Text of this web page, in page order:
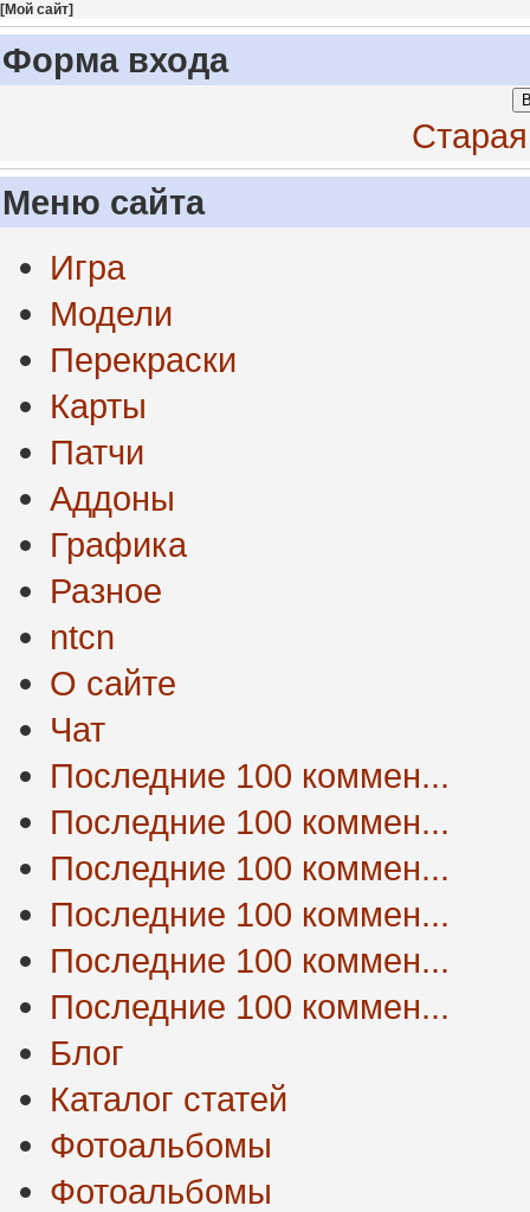
[Мой сайт]
Форма входа
Меню сайта
Игра
Модели
Перекраски
Карты
Патчи
Аддоны
Графика
Разное
ntcn
О сайте
Чат
Последние 100 коммен...
Последние 100 коммен...
Последние 100 коммен...
Последние 100 коммен...
Последние 100 коммен...
Последние 100 коммен...
Блог
Каталог статей
Фотоальбомы
Фотоальбомы